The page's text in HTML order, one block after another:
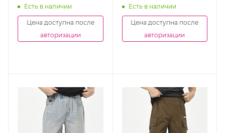
ChЕсть в наличии
Цена доступна после
авторизации
ChЕсть в наличии
Цена доступна после
авторизации